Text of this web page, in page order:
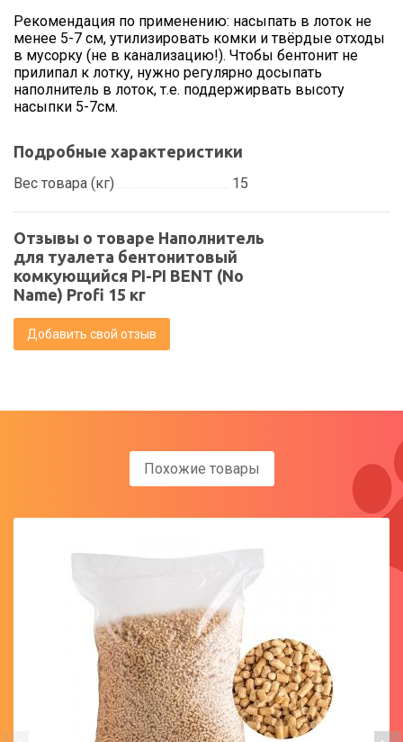
Рекомендация по применению: насыпать в лоток не
менее 5-7 см, утилизировать комки и твёрдые отходы
в мусорку (не в канализацию!). Чтобы бентонит не
прилипал к лотку, нужно регулярно досыпать
наполнитель в лоток, т.е. поддержирвать высоту
насыпки 5-7см.
Подробные характеристики
Вес товара (кг) 15
Отзывы о товаре Наполнитель
для туалета бентонитовый
комкующийся PI-PI BENT (No
Name) Profi 15 кг
Добавить свой отзыв
Похожие товары